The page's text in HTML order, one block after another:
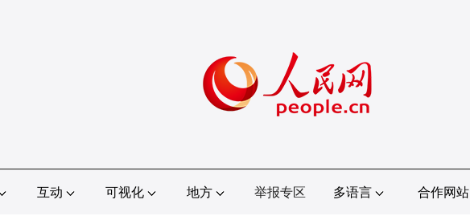
互动 可视化 地方 举报专区 多语言 合作网站